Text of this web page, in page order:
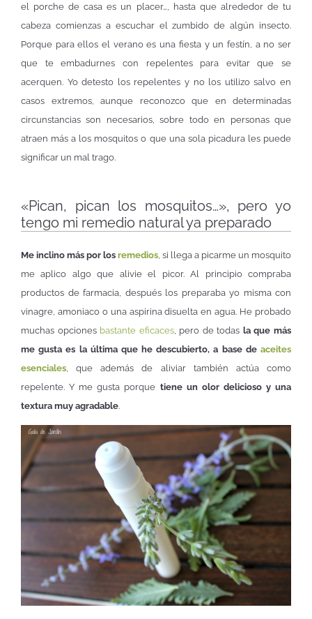
el porche de casa es un placer…, hasta que alrededor de tu
cabeza comienzas a escuchar el zumbido de algún insecto.
Porque para ellos el verano es una fiesta y un festín, a no ser
que te embadurnes con repelentes para evitar que se
acerquen. Yo detesto los repelentes y no los utilizo salvo en
casos extremos, aunque reconozco que en determinadas
circunstancias son necesarios, sobre todo en personas que
atraen más a los mosquitos o que una sola picadura les puede
significar un mal trago.
«Pican, pican los mosquitos…», pero yo
tengo mi remedio natural ya preparado
Me inclino más por los remedios, si llega a picarme un mosquito
me aplico algo que alivie el picor. Al principio compraba
productos de farmacia, después los preparaba yo misma con
vinagre, amoniaco o una aspirina disuelta en agua. He probado
muchas opciones bastante eficaces, pero de todas la que más
me gusta es la última que he descubierto, a base de aceites
esenciales, que además de aliviar también actúa como
repelente. Y me gusta porque tiene un olor delicioso y una
textura muy agradable.